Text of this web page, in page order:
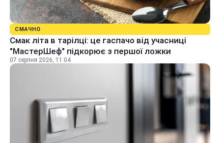
СМАЧНО
Смак літа в тарілці: це гаспачо від учасниці
"МастерШеф" підкорює з першої ложки
07 серпня 2026, 11:04